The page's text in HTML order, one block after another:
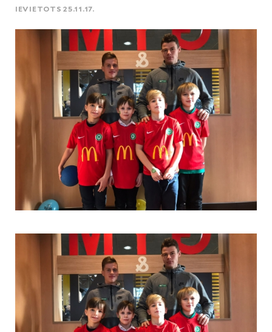
IEVIETOTS 25.11.17.